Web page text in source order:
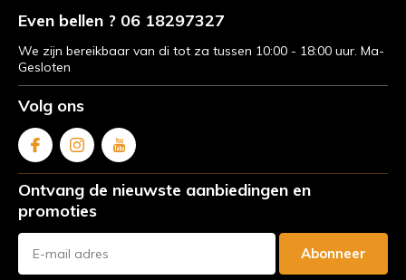
Even bellen ? 06 18297327
We zijn bereikbaar van di tot za tussen 10:00 - 18:00 uur. Ma-
Gesloten
Volg ons
Ontvang de nieuwste aanbiedingen en
promoties
Abonneer